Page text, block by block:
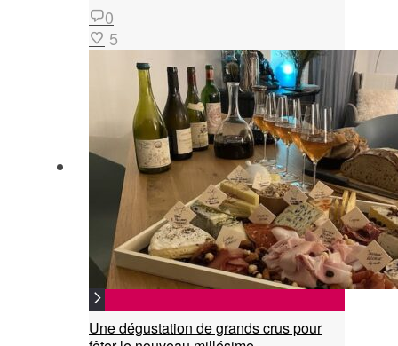
0
5
Une dégustation de grands crus pour